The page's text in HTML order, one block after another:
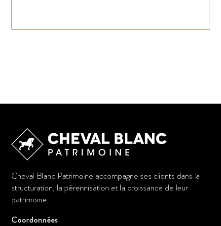
Cheval Blanc Patrimoine accompagne ses clients dans la
structuration, la pérennisation et la croissance de leur
patrimoine.
Coordonnées